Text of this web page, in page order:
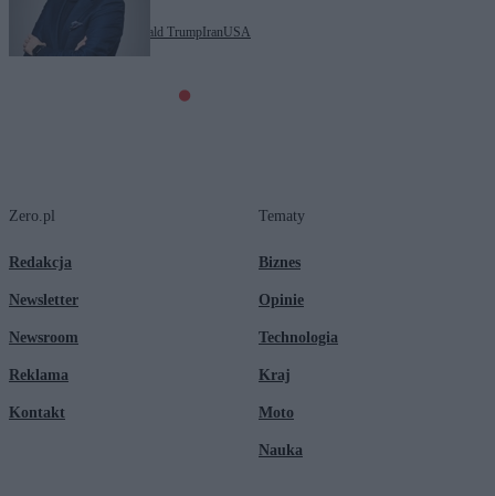
Tagi: Bliski Wschód Donald Trump IranUSA
Zero.pl
Redakcja
Newsletter
Newsroom
Reklama
Kontakt
Tematy
Biznes
Opinie
Technologia
Kraj
Moto
Nauka